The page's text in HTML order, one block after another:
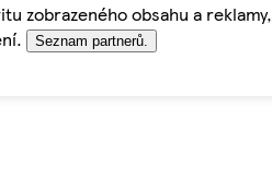
zobrazeného obsahu a
Seznam partnerů.